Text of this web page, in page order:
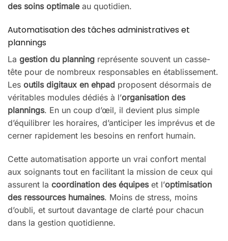
des soins optimaleau quotidien.
Automatisation des tâches administratives et
plannings
La gestion du planning représente souvent un casse-
tête pour de nombreux responsables en établissement.
Les outils digitaux en ehpad proposent désormais de
véritables modules dédiés à l’organisation des
plannings. En un coup d’œil, il devient plus simple
d’équilibrer les horaires, d’anticiper les imprévus et de
cerner rapidement les besoins en renfort humain.
Cette automatisation apporte un vrai confort mental
aux soignants tout en facilitant la mission de ceux qui
assurent la coordination des équipeset l’optimisation
des ressources humaines. Moins de stress, moins
d’oubli, et surtout davantage de clarté pour chacun
dans la gestion quotidienne.